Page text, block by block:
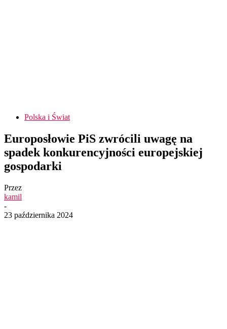
Polska i Świat
Europosłowie PiS zwrócili uwagę na
spadek konkurencyjności europejskiej
gospodarki
Przez
kamil
-
23 października 2024